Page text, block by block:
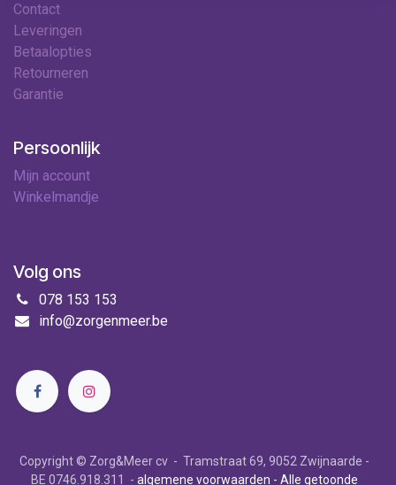
Contact
Leveringen
Betaalopties
Retourneren
Garantie
Persoonlijk
Mijn account
Winkelmandje
Volg ons
078 153 153
info@zorgenmeer.be
Copyright © Zorg&Meer cv - Tramstraat 69, 9052 Zwijnaarde -
BE 0746.918.311 - algemene voorwaarden - Alle getoonde